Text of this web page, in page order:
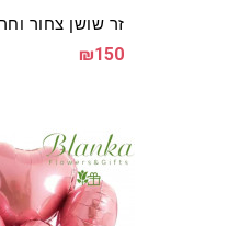
זר שושן צחור וחרציות
₪150